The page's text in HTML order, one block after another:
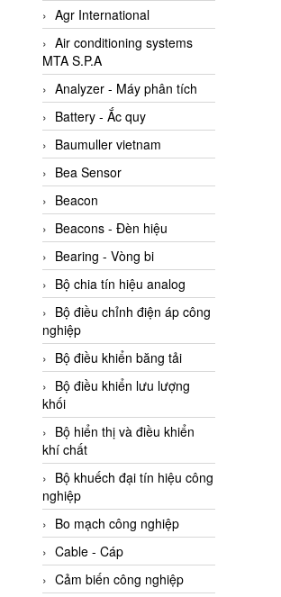
AC Infinity Vietnam
AC&E Telecommunications
AC&T Vietnam
Accepta Vietnam
ACCUMAC Vietnam
AccuWeb Vietnam
Acey
ACOEM Vietnam
ADCA Vietnam
ADFweb Vietnam
Adler Vietnam
Ados Vietnam
Advanced Energy Vietnam
Advantech Vietnam
Agate Vietnam
AGR International Vietnam
Aichi Tokei Denki Vietnam
Aii Vietnam
AIKOH
AINUO Vietnam
AIR MAJOR
Agr International
Air conditioning systems
MTA S.P.A
Analyzer - Máy phân tích
Battery - Ắc quy
Baumuller vietnam
Bea Sensor
Beacon
Beacons - Đèn hiệu
Bearing - Vòng bi
Bộ chia tín hiệu analog
Bộ điều chỉnh điện áp công
nghiệp
Bộ điều khiển băng tải
Bộ điều khiển lưu lượng
khối
Bộ hiển thị và điều khiển
khí chất
Bộ khuếch đại tín hiệu công
nghiệp
Bo mạch công nghiệp
Cable - Cáp
Cảm biến công nghiệp